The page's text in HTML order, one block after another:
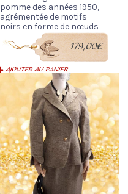
pomme des années 1950,
agrémentée de motifs
noirs en forme de nœuds
179,00€
AJOUTER AU PANIER